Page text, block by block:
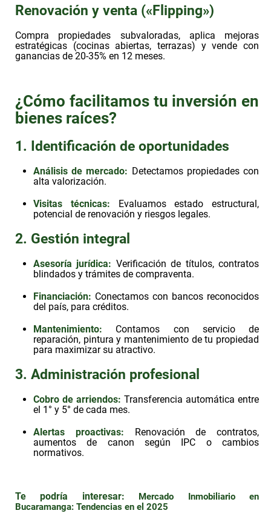
Renovación y venta («Flipping»)
Compra propiedades subvaloradas, aplica mejoras
estratégicas (cocinas abiertas, terrazas) y vende con
ganancias de 20-35% en 12 meses.
¿Cómo facilitamos tu inversión en
bienes raíces?
1. Identificación de oportunidades
Análisis de mercado: Detectamos propiedades con
alta valorización.
Visitas técnicas: Evaluamos estado estructural,
potencial de renovación y riesgos legales.
2. Gestión integral
Asesoría jurídica: Verificación de títulos, contratos
blindados y trámites de compraventa.
Financiación: Conectamos con bancos reconocidos
del país, para créditos.
Mantenimiento: Contamos con servicio de
reparación, pintura y mantenimiento de tu propiedad
para maximizar su atractivo.
3. Administración profesional
Cobro de arriendos: Transferencia automática entre
el 1° y 5° de cada mes.
Alertas proactivas: Renovación de contratos,
aumentos de canon según IPC o cambios
normativos.
Te podría interesar: Mercado Inmobiliario en
Bucaramanga: Tendencias en el 2025